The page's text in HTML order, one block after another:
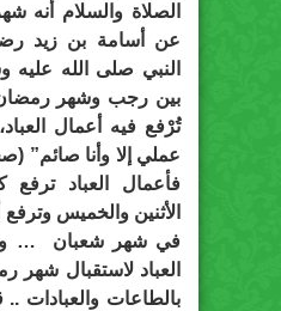
الصلاة والسلام أنه
عن أسامة بن زيد
النبي صلى الله
بين رجب وشهر
تُرْفع فيه أعمال
فأعمال العباد
الأثنين والخميس
في شهر شعبان …
العباد لاستقبال شهر
بالطاعات والعبادات